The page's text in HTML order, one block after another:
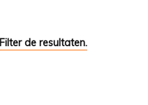
Filter de resultaten.